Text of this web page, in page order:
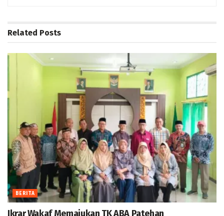
Related Posts
BERITA
Ikrar Wakaf Memajukan TK ABA Patehan